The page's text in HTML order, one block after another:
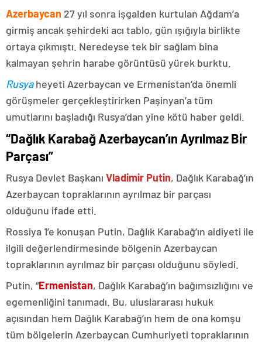
Azerbaycan 27 yıl sonra işgalden kurtulan Ağdam’a
girmiş ancak şehirdeki acı tablo, gün ışığıyla birlikte
ortaya çıkmıştı. Neredeyse tek bir sağlam bina
kalmayan şehrin harabe görüntüsü yürek burktu.
Rusyaheyeti Azerbaycan ve Ermenistan’da önemli
görüşmeler gerçekleştirirken Paşinyan’a tüm
umutlarını başladığı Rusya’dan yine kötü haber geldi.
“Dağlık Karabağ Azerbaycan’ın Ayrılmaz Bir
Parçası”
Rusya Devlet Başkanı Vladimir Putin, Dağlık Karabağ’ın
Azerbaycan topraklarının ayrılmaz bir parçası
olduğunu ifade etti.
Rossiya 1’e konuşan Putin, Dağlık Karabağ’ın aidiyeti ile
ilgili değerlendirmesinde bölgenin Azerbaycan
topraklarının ayrılmaz bir parçası olduğunu söyledi.
Putin, “Ermenistan, Dağlık Karabağ’ın bağımsızlığını ve
egemenliğini tanımadı. Bu, uluslararası hukuk
açısından hem Dağlık Karabağ’ın hem de ona komşu
tüm bölgelerin Azerbaycan Cumhuriyeti topraklarının